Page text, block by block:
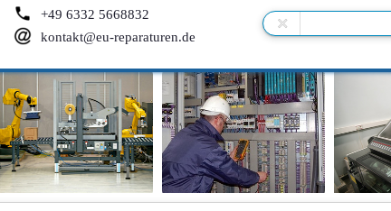
+49 6332 5668832
kontakt@eu-reparaturen.de